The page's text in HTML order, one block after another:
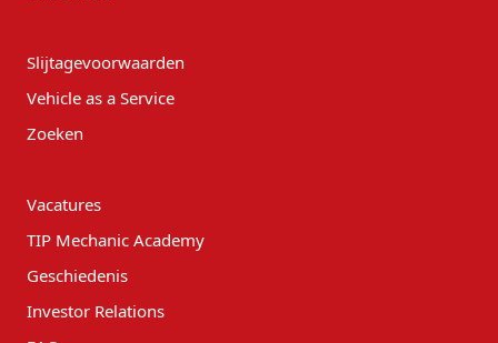
Slijtagevoorwaarden
Vehicle as a Service
Zoeken
Vacatures
TIP Mechanic Academy
Geschiedenis
Investor Relations